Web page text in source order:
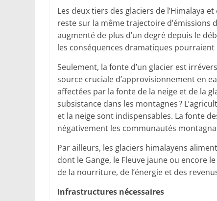
Les deux tiers des glaciers de l’Himalaya
reste sur la même trajectoire d’émissions
augmenté de plus d’un degré depuis le
les conséquences dramatiques pourraient
Seulement, la fonte d’un glacier est
source cruciale d’approvisionnement en
affectées par la fonte de la neige et de la
subsistance dans les montagnes ?
et la neige sont indispensables. La fonte
négativement les communautés
Par ailleurs, les glaciers himalayens
dont le Gange, le Fleuve jaune ou encore
de la nourriture, de l’énergie et des
Infrastructures nécessaires